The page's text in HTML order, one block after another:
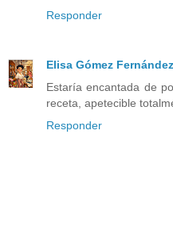
Responder
Elisa Gómez Fernández
Estaría encantada de
receta, apetecible
Responder